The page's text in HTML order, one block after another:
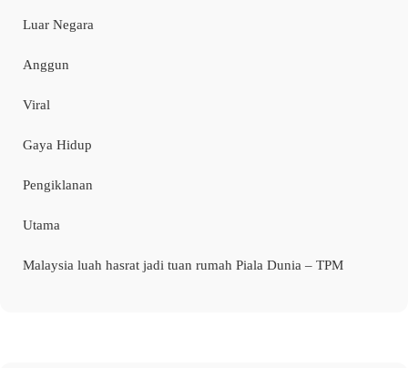
Luar Negara
Anggun
Viral
Gaya Hidup
Pengiklanan
Utama
Malaysia luah hasrat jadi tuan rumah Piala Dunia – TPM